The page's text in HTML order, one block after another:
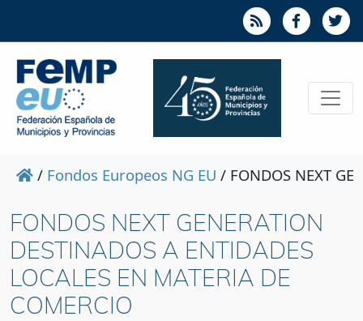
/ Fondos Europeos NG EU / FONDOS NEXT
FONDOS NEXT GENERATION
DESTINADOS A ENTIDADES
LOCALES EN MATERIA DE
COMERCIO